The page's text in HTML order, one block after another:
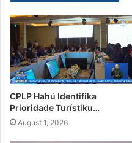
CPLP Hahú Identifika
Prioridade Turístiku…
August 1, 2026